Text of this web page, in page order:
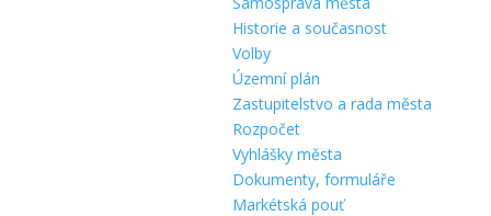
Historie a současnost
Volby
Územní plán
Zastupitelstvo a rada města
Rozpočet
Vyhlášky města
Dokumenty, formuláře
Markétská pouť